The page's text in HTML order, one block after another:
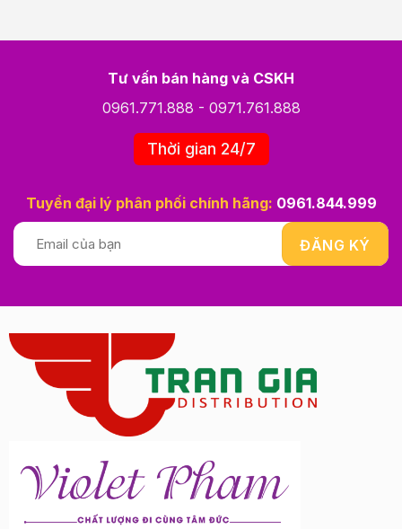
Tư vấn bán hàng và CSKH
0961.771.888 - 0971.761.888
Thời gian 24/7
Tuyển đại lý phân phối chính hãng: 0961.844.999